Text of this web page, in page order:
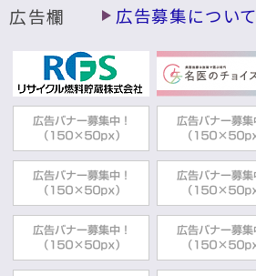
広告欄 広告募集について